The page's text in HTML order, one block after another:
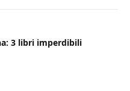
3 libri imperdibili